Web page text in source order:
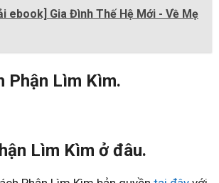
ebook] Gia Đình Thế Hệ Mới - Về Mẹ
Phận Lìm Kìm.
Lìm Kìm ở đâu.